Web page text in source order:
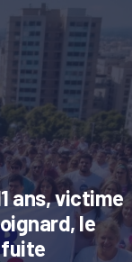
ans, victime
le